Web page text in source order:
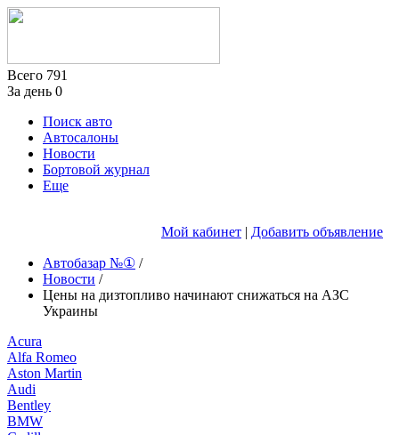
Всего 791
За день 0
Поиск авто
Автосалоны
Новости
Бортовой журнал
Еще
Мой кабинет | Добавить объявление
Автобазар №① /
Новости /
Цены на дизтопливо начинают снижаться на АЗС
Украины
Acura
Alfa Romeo
Aston Martin
Audi
Bentley
BMW